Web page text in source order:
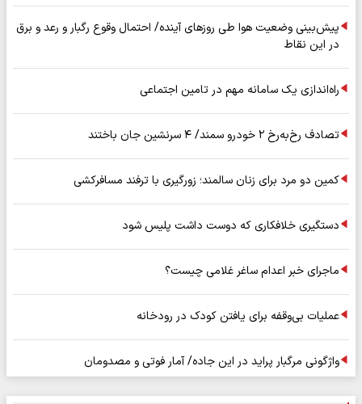
پیش‌بینی وضعیت هوا طی روزهای آینده/ احتمال وقوع رگبار و رعد و برق
در این نقاط
راه‌اندازی یک سامانه مهم در تامین اجتماعی
تصادف رخ‌به‌رخ ۲ خودرو سمند/ ۴ سرنشین جان باختند
کمین دو مرد برای زنان سالمند؛ زورگیری با ترفند مسافرکشی
دستگیری خلافکاری که دوست داشت پلیس شود
ماجرای خبر اعدام ساغر غلامی چیست؟
عملیات بی‌وقفه برای یافتن کودک در رودخانه
واژگونی مرگبار پراید در این جاده/ آمار فوتی و مصدومان